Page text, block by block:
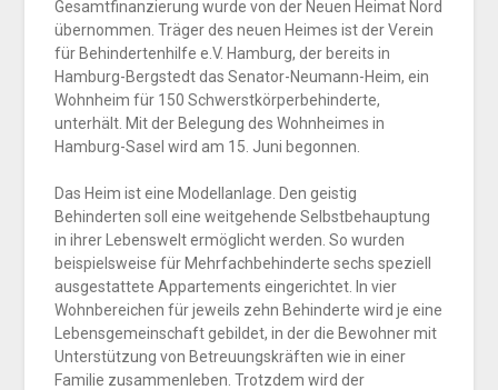
Gesamtfinanzierung wurde von der Neuen Heimat Nord
übernommen. Träger des neuen Heimes ist der Verein
für Behindertenhilfe e.V. Hamburg, der bereits in
Hamburg-Bergstedt das Senator-Neumann-Heim, ein
Wohnheim für 150 Schwerstkörperbehinderte,
unterhält. Mit der Belegung des Wohnheimes in
Hamburg-Sasel wird am 15. Juni begonnen.
Das Heim ist eine Modellanlage. Den geistig
Behinderten soll eine weitgehende Selbstbehauptung
in ihrer Lebenswelt ermöglicht werden. So wurden
beispielsweise für Mehrfachbehinderte sechs speziell
ausgestattete Appartements eingerichtet. In vier
Wohnbereichen für jeweils zehn Behinderte wird je eine
Lebensgemeinschaft gebildet, in der die Bewohner mit
Unterstützung von Betreuungskräften wie in einer
Familie zusammenleben. Trotzdem wird der